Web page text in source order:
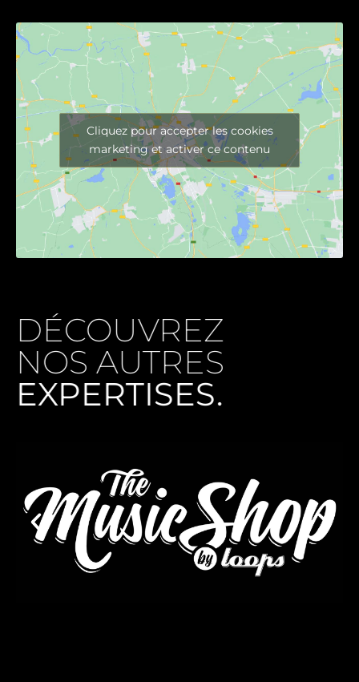
Cliquez pour accepter les cookies
marketing et activer ce contenu
DÉCOUVREZ
NOS AUTRES
EXPERTISES.